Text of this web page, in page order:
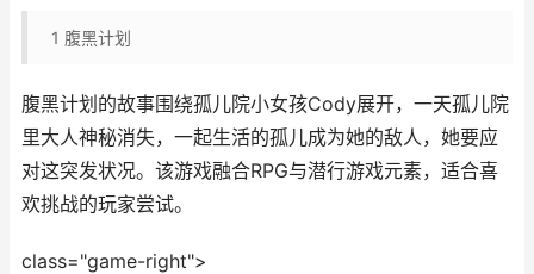
1 腹黑计划
腹黑计划的故事围绕孤儿院小女孩Cody展开，一天孤儿院
里大人神秘消失，一起生活的孤儿成为她的敌人，她要应
对这突发状况。该游戏融合RPG与潜行游戏元素，适合喜
欢挑战的玩家尝试。
class="game-right">